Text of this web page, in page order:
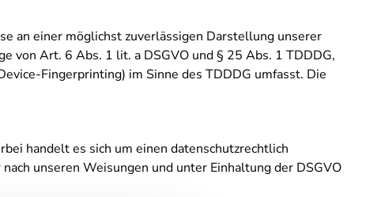
an einer möglichst zuverlässigen Darstellung unserer
von Art. 6 Abs. 1 lit. a DSGVO und § 25 Abs. 1 TDDDG,
Fingerprinting) im Sinne des TDDDG umfasst. Die
handelt es sich um einen datenschutzrechtlich
unseren Weisungen und unter Einhaltung der DSGVO